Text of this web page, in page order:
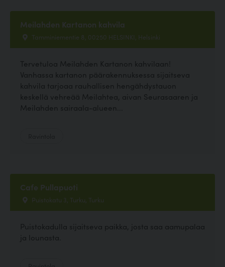
Meilahden Kartanon kahvila
Tamminiementie 8, 00250 HELSINKI, Helsinki
Tervetuloa Meilahden Kartanon kahvilaan!
Vanhassa kartanon päärakennuksessa sijaitseva
kahvila tarjoaa rauhallisen hengähdystauon
keskellä vehreää Meilahtea, aivan Seurasaaren ja
Meilahden sairaala-alueen...
Cafe Pullapuoti
Puistokatu 3, Turku, Turku
Puistokadulla sijaitseva paikka, josta saa aamupalaa
ja lounasta.